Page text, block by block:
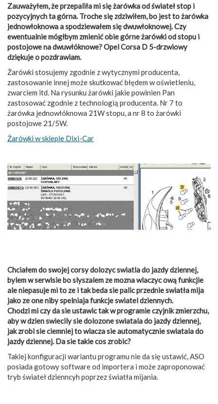
Zauważyłem, że przepaliła mi się żarówka od świateł stop i
pozycyjnych ta górna. Troche się zdziwiłem, bo jest to żarówka
jednowłoknowa a spodziewałem się dwuwłoknowej. Czy
ewentualnie mógłbym zmienić obie górne żarówki od stopu i
postojowe na dwuwłóknowe? Opel Corsa D 5-drzwiowy
dziękuje o pozdrawiam.
Żarówki stosujemy zgodnie z wytycznymi producenta,
zastosowanie innej może skutkować błędem w oświetleniu,
zwarciem itd. Na rysunku żarówki jakie powinien Pan
zastosować zgodnie z technologią producenta. Nr 7 to
żarówka jednowłóknowa 21W stopu, a nr 8 to żarówki
postojowe 21/5W.
Żarówki w sklepie Dixi-Car
Chciałem do swojej corsy dolozyc swiatla do jazdy dziennej,
bylem w serwisie bo slyszalem ze mozna wlaczyc ową funkcjie
ale niepasuje mi to ze i tak beda sie palic przednie swiatła mija
jako ze one niby spelniaja funkcje swiatel dziennych.
Chodzi mi czy da sie ustawic tak w programie czyjnik zmierzchu,
aby w dzien swiecily sie dolozone swiatala do jazdy dziennej,
jak zrobi sie ciemniej to wlacza sie automatycznie swiatala do
jazdy dziennej. Da sie takie cos zrobic?
Takiej konfiguracji wariantu programu nie da się ustawić, ASO
posiada gotowy software od importera i może zaproponować
tryb świateł dzienncyh poprzez światła mijania.